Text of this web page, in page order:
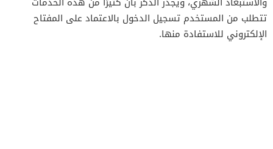
تتطلب من المستخدم تسجيل الدخول بالاعتماد على المفتاح
الإلكتروني للاستفادة منها.